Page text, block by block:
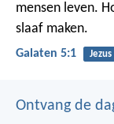
mensen leven.
slaaf maken.
Galaten 5:1 Jezus
Ontvang de